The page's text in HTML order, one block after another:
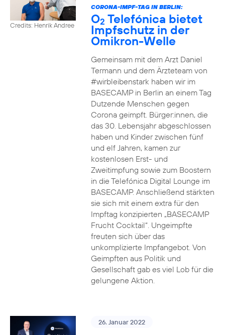
Credits: Henrik Andree
CORONA-IMPF-TAG IN BERLIN:
O2 Telefónica bietet
Impfschutz in der
Omikron-Welle
Gemeinsam mit dem Arzt Daniel
Termann und dem Ärzteteam von
#wirbleibenstark haben wir im
BASECAMP in Berlin an einem Tag
Dutzende Menschen gegen
Corona geimpft. Bürger:innen, die
das 30. Lebensjahr abgeschlossen
haben und Kinder zwischen fünf
und elf Jahren, kamen zur
kostenlosen Erst- und
Zweitimpfung sowie zum Boostern
in die Telefónica Digital Lounge im
BASECAMP. Anschließend stärkten
sie sich mit einem extra für den
Impftag konzipierten „BASECAMP
Frucht Cocktail“. Ungeimpfte
freuten sich über das
unkomplizierte Impfangebot. Von
Geimpften aus Politik und
Gesellschaft gab es viel Lob für die
gelungene Aktion.
26. Januar 2022